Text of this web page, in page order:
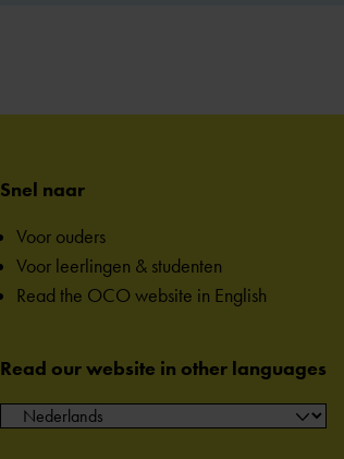
Snel naar
Voor ouders
Voor leerlingen & studenten
Read the OCO website in English
Read our website in other languages